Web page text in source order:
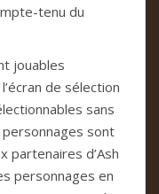
tenu du
jouables
de sélection
sans
sont
partenaires d’Ash
personnages en